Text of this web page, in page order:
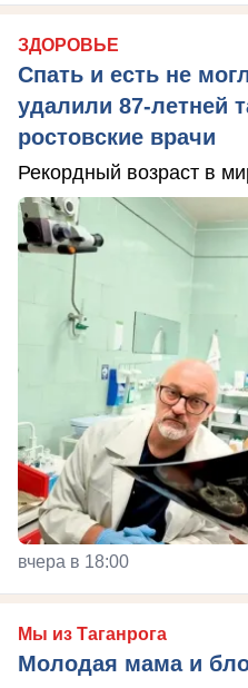
ЗДОРОВЬЕ
Спать и есть не
удалили 87-летней
ростовские врачи
Рекордный возраст в
вчера в 18:00
Мы из Таганрога
Молодая мама и